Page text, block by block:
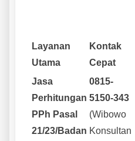
Layanan
Utama
Kontak
Cepat
Jasa
Perhitungan
PPh Pasal
21/23/Badan
0815-
5150-343
(Wibowo
Konsultan